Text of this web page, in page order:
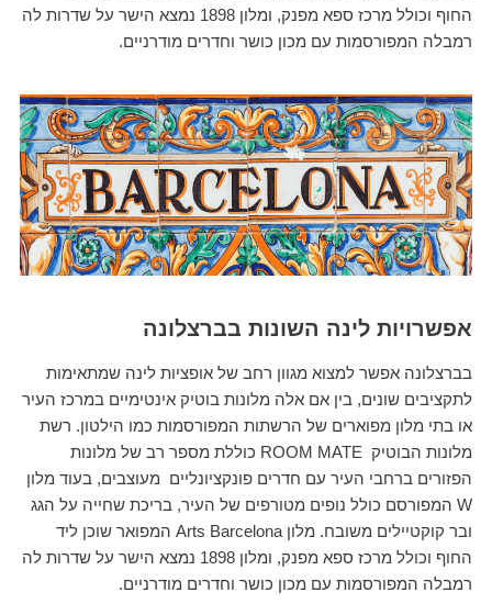
החוף וכולל מרכז ספא מפנק, ומלון 1898 נמצא הישר על שדרות לה
רמבלה המפורסמות עם מכון כושר וחדרים מודרניים.
אפשרויות לינה השונות בברצלונה
בברצלונה אפשר למצוא מגוון רחב של אופציות לינה שמתאימות
לתקציבים שונים, בין אם אלה מלונות בוטיק אינטימיים במרכז העיר
או בתי מלון מפוארים של הרשתות המפורסמות כמו הילטון. רשת
מלונות הבוטיק ROOM MATE כוללת מספר רב של מלונות
הפזורים ברחבי העיר עם חדרים פונקציונליים מעוצבים, בעוד מלון
W המפורסם כולל נופים מטורפים של העיר, בריכת שחייה על הגג
ובר קוקטיילים משובח. מלון Arts Barcelona המפואר שוכן ליד
החוף וכולל מרכז ספא מפנק, ומלון 1898 נמצא הישר על שדרות לה
רמבלה המפורסמות עם מכון כושר וחדרים מודרניים.